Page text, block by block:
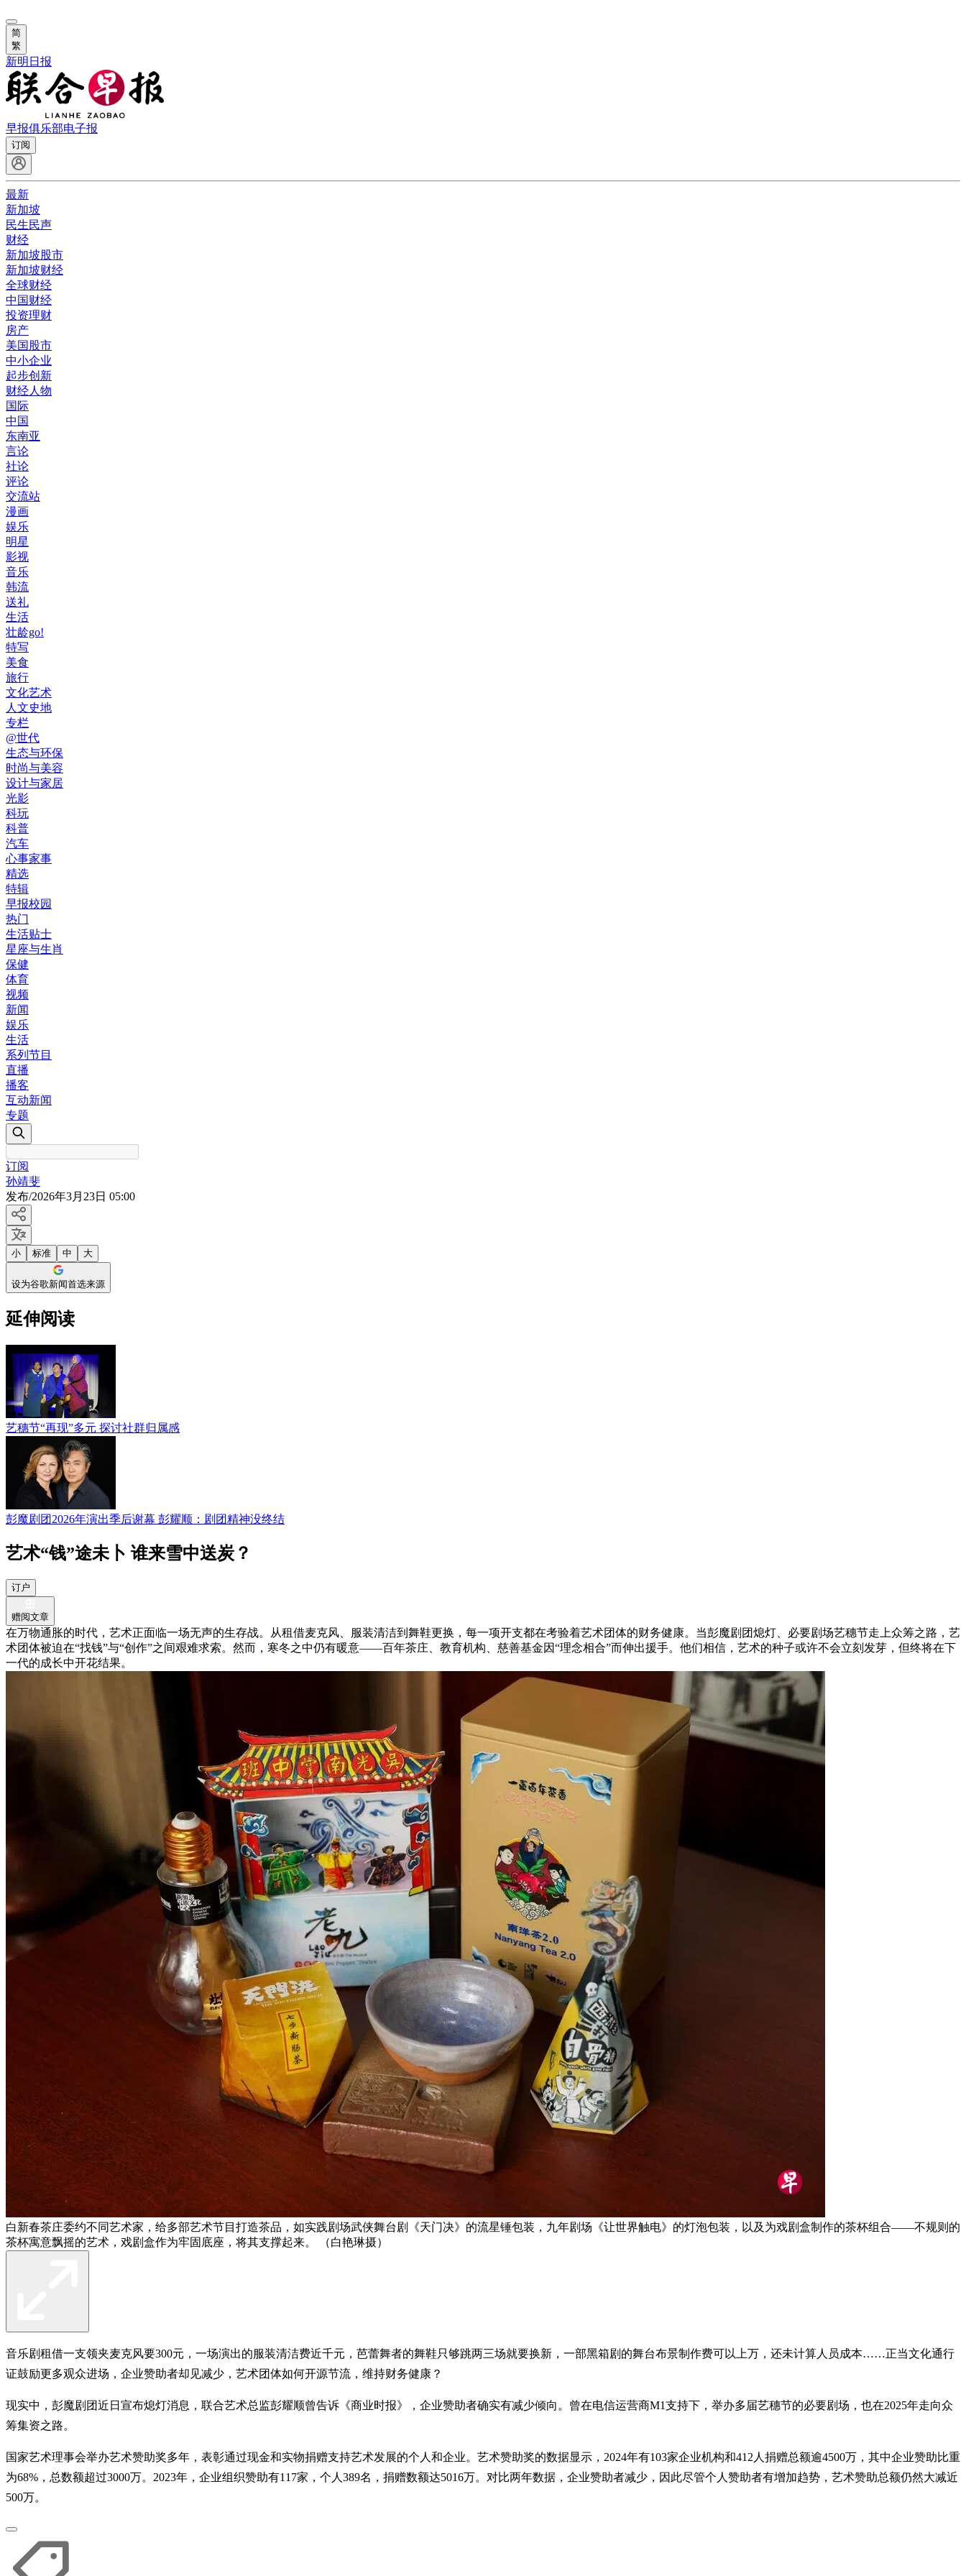
简
繁
新明日报
早报俱乐部电子报
订阅
最新
新加坡
民生民声
财经
新加坡股市
新加坡财经
全球财经
中国财经
投资理财
房产
美国股市
中小企业
起步创新
财经人物
国际
中国
东南亚
言论
社论
评论
交流站
漫画
娱乐
明星
影视
音乐
韩流
送礼
生活
壮龄go!
特写
美食
旅行
文化艺术
人文史地
专栏
@世代
生态与环保
时尚与美容
设计与家居
光影
科玩
科普
汽车
心事家事
精选
特辑
早报校园
热门
生活贴士
星座与生肖
保健
体育
视频
新闻
娱乐
生活
系列节目
直播
播客
互动新闻
专题
订阅
孙靖斐
发布/2026年3月23日 05:00
小 标准 中 大
设为谷歌新闻首选来源
延伸阅读
艺穗节“再现”多元 探讨社群归属感
彭魔剧团2026年演出季后谢幕 彭耀顺：剧团精神没终结
艺术“钱”途未卜 谁来雪中送炭？
订户
赠阅文章
在万物通胀的时代，艺术正面临一场无声的生存战。从租借麦克风、服装清洁到舞鞋更换，每一项开支都在考验着艺术团体的财务健康。当彭魔剧团熄灯、必要剧场艺穗节走上众筹之路，艺
术团体被迫在“找钱”与“创作”之间艰难求索。然而，寒冬之中仍有暖意——百年茶庄、教育机构、慈善基金因“理念相合”而伸出援手。他们相信，艺术的种子或许不会立刻发芽，但终将在下
一代的成长中开花结果。
白新春茶庄委约不同艺术家，给多部艺术节目打造茶品，如实践剧场武侠舞台剧《天门决》的流星锤包装，九年剧场《让世界触电》的灯泡包装，以及为戏剧盒制作的茶杯组合——不规则的
茶杯寓意飘摇的艺术，戏剧盒作为牢固底座，将其支撑起来。 （白艳琳摄）
音乐剧租借一支领夹麦克风要300元，一场演出的服装清洁费近千元，芭蕾舞者的舞鞋只够跳两三场就要换新，一部黑箱剧的舞台布景制作费可以上万，还未计算人员成本……正当文化通行
证鼓励更多观众进场，企业赞助者却见减少，艺术团体如何开源节流，维持财务健康？
现实中，彭魔剧团近日宣布熄灯消息，联合艺术总监彭耀顺曾告诉《商业时报》，企业赞助者确实有减少倾向。曾在电信运营商M1支持下，举办多届艺穗节的必要剧场，也在2025年走向众
筹集资之路。
国家艺术理事会举办艺术赞助奖多年，表彰通过现金和实物捐赠支持艺术发展的个人和企业。艺术赞助奖的数据显示，2024年有103家企业机构和412人捐赠总额逾4500万，其中企业赞助比重
为68%，总数额超过3000万。2023年，企业组织赞助有117家，个人389名，捐赠数额达5016万。对比两年数据，企业赞助者减少，因此尽管个人赞助者有增加趋势，艺术赞助总额仍然大减近
500万。